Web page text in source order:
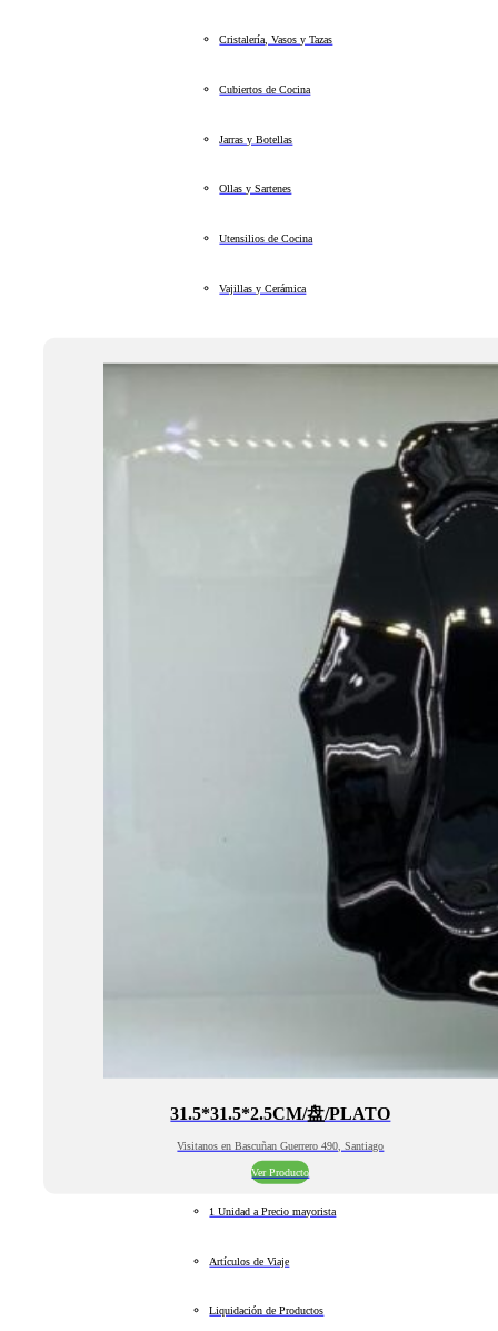
Cristalería, Vasos y Tazas
Cubiertos de Cocina
Jarras y Botellas
Ollas y Sartenes
Utensilios de Cocina
Vajillas y Cerámica
31.5*31.5*2.5CM/盘/PLATO
Visitanos en Bascuñan Guerrero 490, Santiago
Ver Producto
1 Unidad a Precio mayorista
Artículos de Viaje
Liquidación de Productos